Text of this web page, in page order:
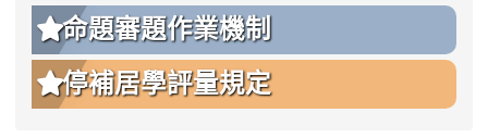
命題審題作業機制
停補居學評量規定